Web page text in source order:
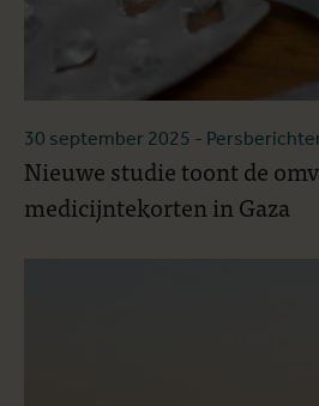
30 september 2025 -
Nieuwe studie toont de
medicijntekorten in Gaza